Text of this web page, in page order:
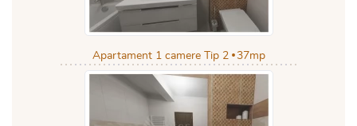
Apartament 1 camere Tip 2 37mp